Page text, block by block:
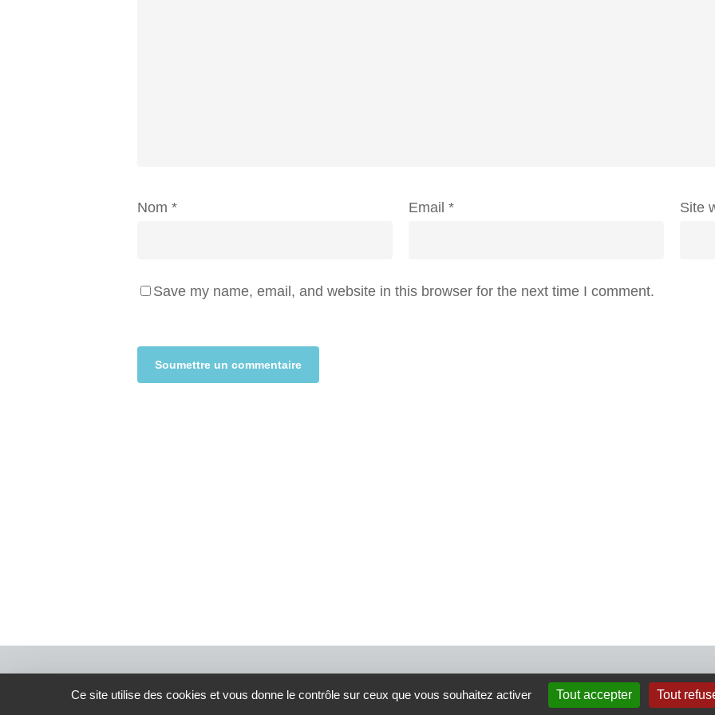
Nom * Email * Site
Save my name, email, and website in this browser for the next time I comment.
4 rue Crec’h-Ugen
Ce site utilise des cookies et vous donne le contrôle sur ceux que vous souhaitez activer Tout accepter Tout